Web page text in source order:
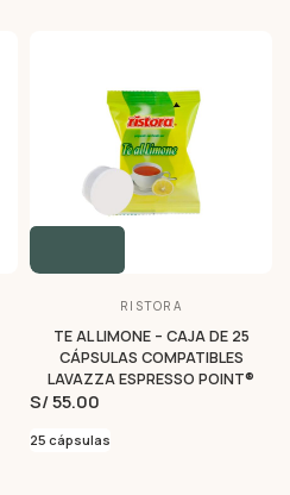
RISTORA
TE AL LIMONE – CAJA DE 25
CÁPSULAS COMPATIBLES
LAVAZZA ESPRESSO POINT®
S/ 55.00
25 cápsulas